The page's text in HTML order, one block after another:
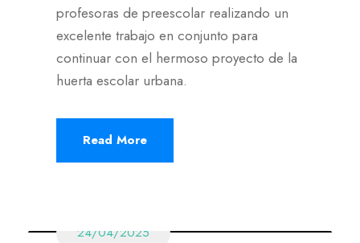
profesoras de preescolar realizando un
excelente trabajo en conjunto para
continuar con el hermoso proyecto de la
huerta escolar urbana.
Read More
24/04/2025